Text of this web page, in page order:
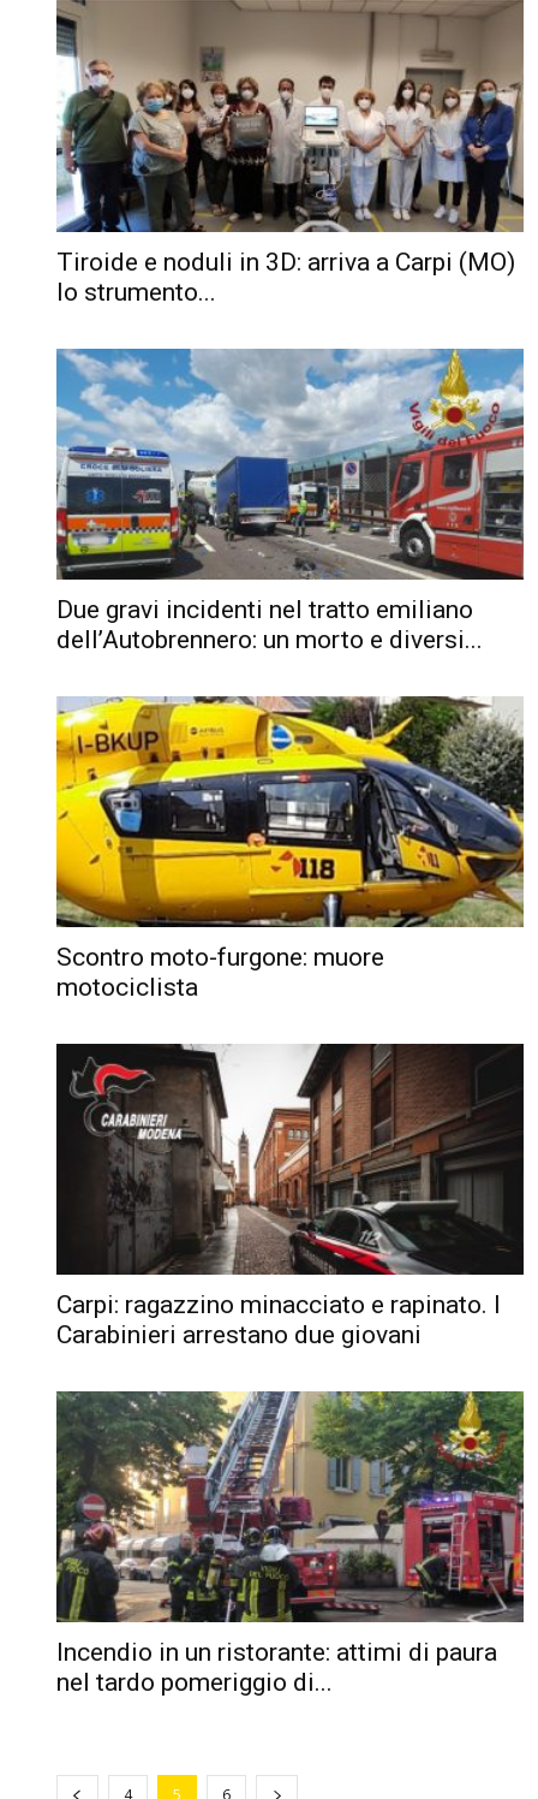
Tiroide e noduli in 3D: arriva a Carpi (MO)
lo strumento...
Due gravi incidenti nel tratto emiliano
dell’Autobrennero: un morto e diversi...
Scontro moto-furgone: muore
motociclista
Carpi: ragazzino minacciato e rapinato. I
Carabinieri arrestano due giovani
Incendio in un ristorante: attimi di paura
nel tardo pomeriggio di...
4 5 6